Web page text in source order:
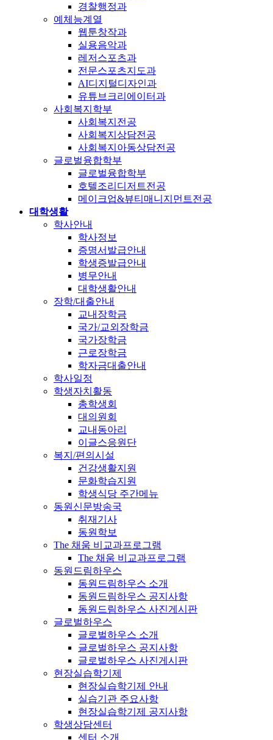
경찰행정과
예체능계열
웹툰창작과
실용음악과
레저스포츠과
전문스포츠지도과
AI디지털디자인과
유튜브크리에이터과
사회복지학부
사회복지전공
사회복지상담전공
사회복지아동상담전공
글로벌융합학부
글로벌융합학부
호텔조리디저트전공
메이크업&뷰티매니지먼트전공
대학생활
학사안내
학사정보
증명서발급안내
학생증발급안내
병무안내
대학생활안내
장학/대출안내
교내장학금
국가/교외장학금
국가장학금
근로장학금
학자금대출안내
학사일정
학생자치활동
총학생회
대의원회
교내동아리
이글스응원단
복지/편의시설
건강생활지원
문화학습지원
학생식당 주간메뉴
동원신문방송국
취재기사
동원학보
The 채움 비교과프로그램
The 채움 비교과프로그램
동원드림하우스
동원드림하우스 소개
동원드림하우스 공지사항
동원드림하우스 사진게시판
글로벌하우스
글로벌하우스 소개
글로벌하우스 공지사항
글로벌하우스 사진게시판
현장실습학기제
현장실습학기제 안내
실습기관 주요사항
현장실습학기제 공지사항
학생상담센터
센터 소개